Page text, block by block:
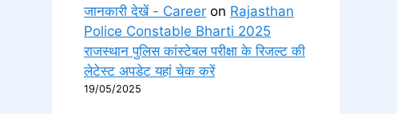
जानकारी देखें - Career on Rajasthan
Police Constable Bharti 2025
राजस्थान पुलिस कांस्टेबल परीक्षा के रिजल्ट की
लेटेस्ट अपडेट यहां चेक करें
19/05/2025